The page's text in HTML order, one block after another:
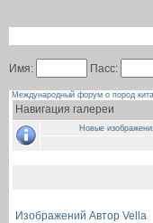
Имя: Пасс:
Международный форум о пород
Навигация галереи
Новые
Изображений Автор Vella